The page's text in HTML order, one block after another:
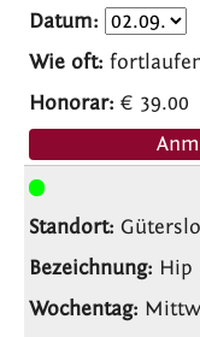
€ 39.00
Hip